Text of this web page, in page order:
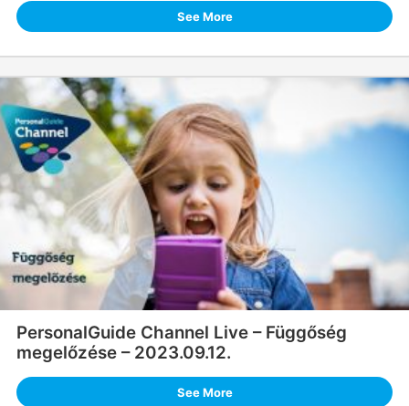
See More
PersonalGuide Channel Live – Függőség
megelőzése – 2023.09.12.
See More